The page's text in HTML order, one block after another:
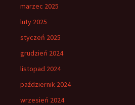
marzec 2025
luty 2025
styczeń 2025
grudzień 2024
listopad 2024
październik 2024
wrzesień 2024